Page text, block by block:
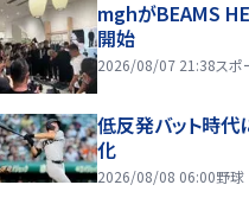
mghがBEAMS
開始
2026/08/07 21:38スポ
低反発バット時
化
2026/08/08 06:00野球